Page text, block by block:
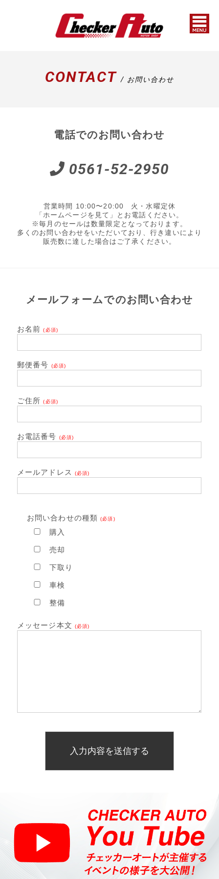
CONTACT / お問い合わせ
電話でのお問い合わせ
0561-52-2950
営業時間 10:00〜20:00 火・水曜定休
「ホームページを見て」とお電話ください。
※毎月のセールは数量限定となっております。
多くのお問い合わせをいただいており、行き違いにより
販売数に達した場合はご了承ください。
メールフォームでのお問い合わせ
お名前(必須)
郵便番号 (必須)
ご住所(必須)
お電話番号 (必須)
メールアドレス (必須)
お問い合わせの種類(必須)
購入
売却
下取り
車検
整備
メッセージ本文 (必須)